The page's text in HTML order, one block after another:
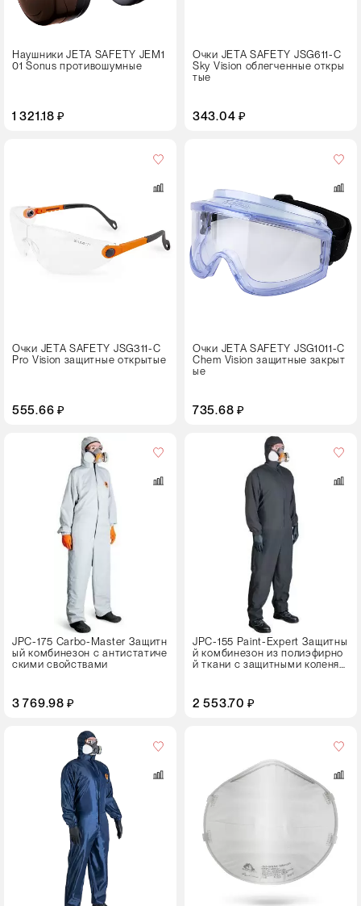
Наушники JETA SAFETY JEM1
01 Sonus противошумные
1 321.18 ₽
Очки JETA SAFETY JSG611-C
Sky Vision облегченные откры
тые
343.04 ₽
Очки JETA SAFETY JSG311-C
Pro Vision защитные открытые
555.66 ₽
Очки JETA SAFETY JSG1011-C
Chem Vision защитные закрыт
ые
735.68 ₽
JPC-175 Carbo-Master Защитн
ый комбинезон с антистатиче
скими свойствами
3 769.98 ₽
JPC-155 Paint-Expert Защитны
й комбинезон из полиэфирно
й ткани с защитными коленям
2 553.70 ₽
универсальный
Цвет
20 штук